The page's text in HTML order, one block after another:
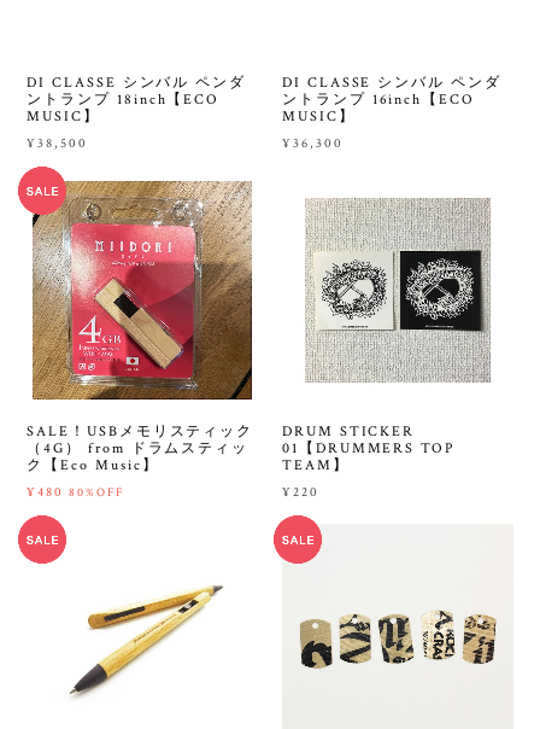
DI CLASSE シンバル ペンダ
ントランプ 18inch【ECO
MUSIC】
¥38,500
DI CLASSE シンバル ペンダ
ントランプ 16inch【ECO
MUSIC】
¥36,300
SALE！USBメモリスティック
（4G） from ドラムスティッ
ク【Eco Music】
¥480 80%OFF
DRUM STICKER
01【DRUMMERS TOP
TEAM】
¥220